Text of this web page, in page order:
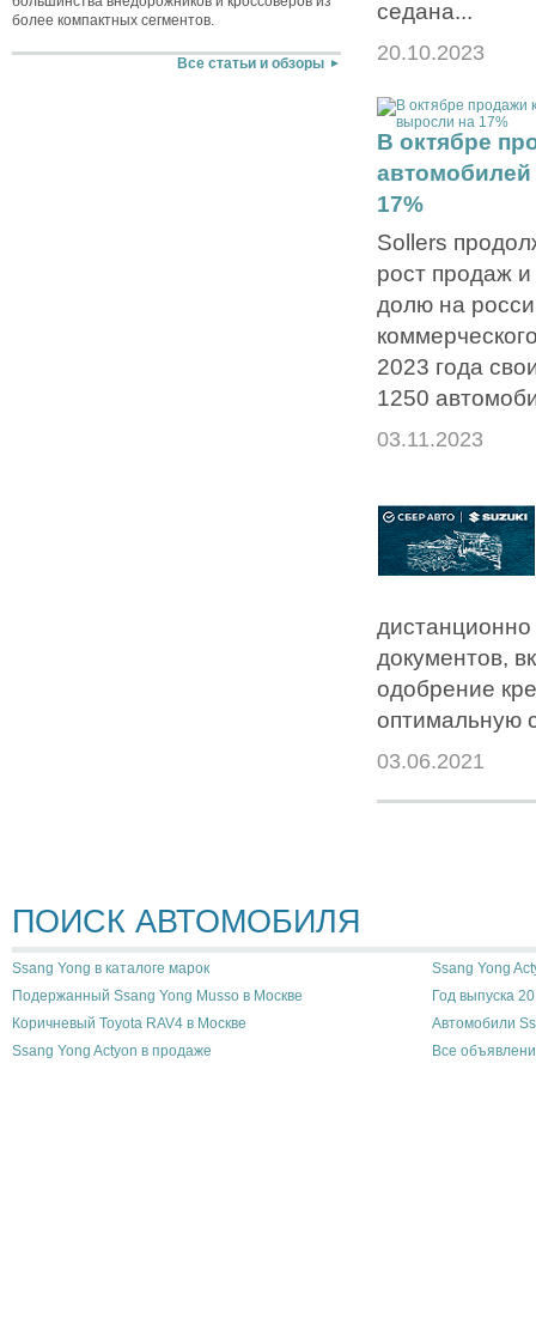
более компактных сегментов.
Все статьи и обзоры
седана...
20.10.2023
В октябре
17%
Sollers
рост продаж
долю на
2023 года
1250
03.11.2023
документов,
одобрение
оптимальную
03.06.2021
ПОИСК АВТОМОБИЛЯ
Ssang Yong в каталоге марок
Ssang Yong
Подержанный Ssang Yong Musso в Москве
Год выпуска
Коричневый Toyota RAV4 в Москве
Автомобили
Ssang Yong Actyon в продаже
Все